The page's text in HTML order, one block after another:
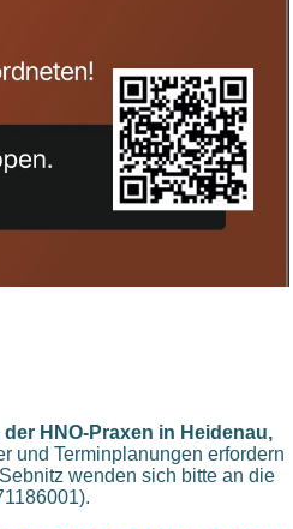
HNO-Praxen in Heidenau,
und Terminplanungen erfordern
wenden sich bitte an die